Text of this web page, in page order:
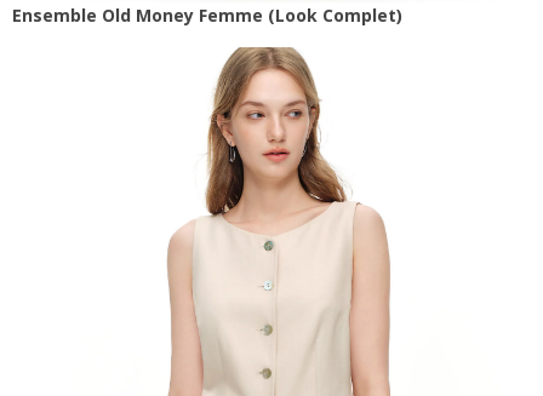
Ensemble Old Money Femme (Look Complet)